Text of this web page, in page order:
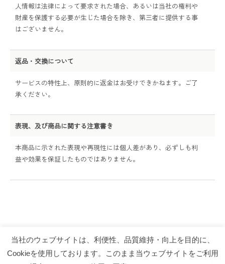
人情報は法律によって要求された場合、あるいは当社の権利や
財産を保護する必要が生じた場合を除き、第三者に提供する事
はございません。
返品・交換について
サービスの特性上、原則的に返金はお受けできかねます。ご了
承ください。
表現、及び商品に関する注意書き
本商品に示された表現や再現性には個人差があり、必ずしも利
益や効果を保証したものではありません。
HOME 特定商取引法
当社のウェブサイトは、利便性、品質維持・向上を目的に、
Cookieを使用しております。このまま当ウェブサイトをご利用